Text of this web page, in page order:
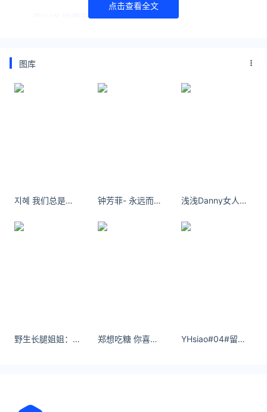
四川多地暴雨 成都可能发生洪水
警，9月15日20时到16日20时：眉山、雅安、成都3
市，绵阳、德阳2市中部、广元西部、乐山北部的部分
地方有暴雨（雨量50～90毫米），局部大暴雨（雨
https://www.yaorank.com/
*文章为作者独立观点，不代表 爱尖刀 立场
点击查看全文
图库
지혜 我们总是在不安和焦虑中度过每一天，因为我们害怕失去。 钟芳菲- 永远而已 我陪你 ​​​ 浅浅Danny女人的眼泪是没用的液体，但你让女人流泪说明你很没用
野生长腿姐姐：墨尔本的夜。#大长腿 #御姐 #美出高级感 #澳大利亚 #旅行 郑想吃糖 你喜欢亚人对吧 YHsiao#04#留学生回国无社交 - 小红书